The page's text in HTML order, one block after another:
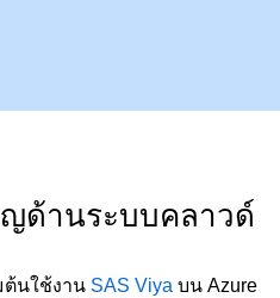
ด้านระบบคลาวด์
ต้นใช้งาน SAS Viya บน Azure